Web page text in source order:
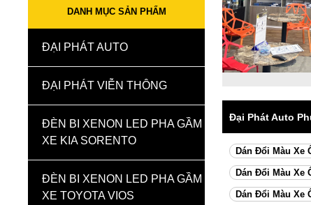
DANH MỤC SẢN PHẨM
ĐẠI PHÁT AUTO
ĐẠI PHÁT VIỄN THÔNG
ĐÈN BI XENON LED PHA GẦM
XE KIA SORENTO
ĐÈN BI XENON LED PHA GẦM
XE TOYOTA VIOS
Đại Phát Auto
Dán Đổi Màu Xe
Dán Đổi Màu Xe
Dán Đổi Màu Xe